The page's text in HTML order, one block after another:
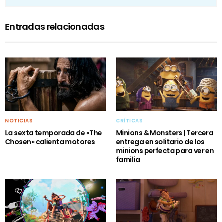
Entradas relacionadas
NOTICIAS
La sexta temporada de «The
Chosen» calienta motores
CRÍTICAS
Minions & Monsters | Tercera
entrega en solitario de los
minions perfecta para ver en
familia